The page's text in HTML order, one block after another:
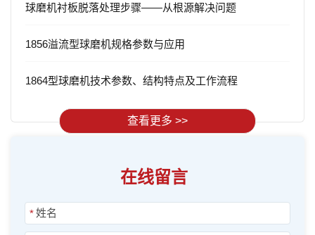
球磨机衬板脱落处理步骤——从根源解决问题
1856溢流型球磨机规格参数与应用
1864型球磨机技术参数、结构特点及工作流程
查看更多 >>
在线留言
*